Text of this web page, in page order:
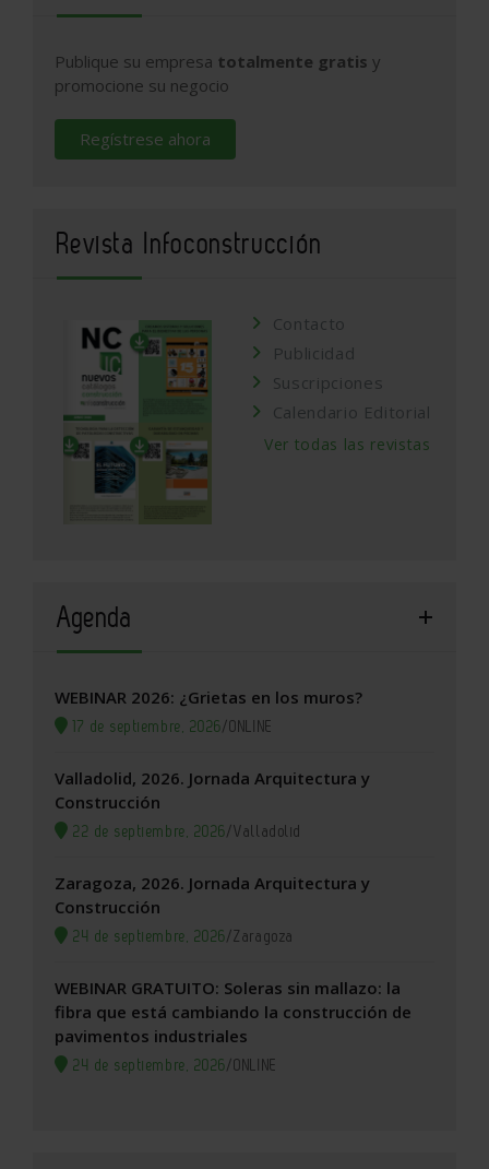
Publique su empresa totalmente gratis y
promocione su negocio
Regístrese ahora
Revista Infoconstrucción
Contacto
Publicidad
Suscripciones
Calendario Editorial
Ver todas las revistas
Agenda
WEBINAR 2026: ¿Grietas en los muros?
17 de septiembre, 2026/ONLINE
Valladolid, 2026. Jornada Arquitectura y
Construcción
22 de septiembre, 2026/Valladolid
Zaragoza, 2026. Jornada Arquitectura y
Construcción
24 de septiembre, 2026/Zaragoza
WEBINAR GRATUITO: Soleras sin mallazo: la
fibra que está cambiando la construcción de
pavimentos industriales
24 de septiembre, 2026/ONLINE